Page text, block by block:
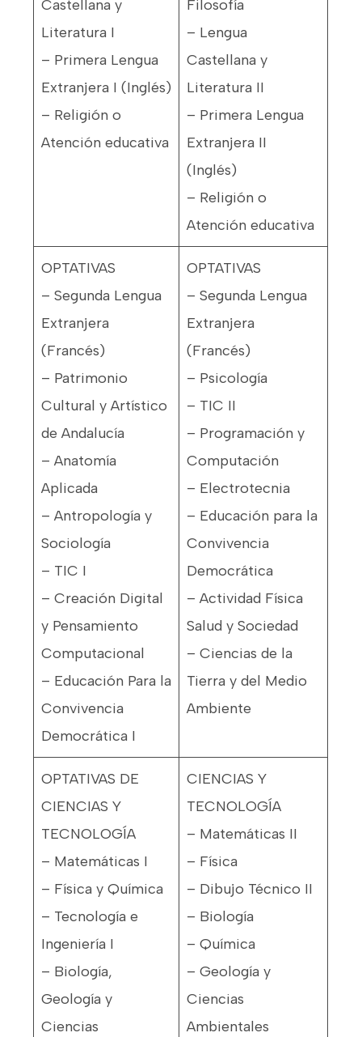
Castellana y
Literatura I
– Primera Lengua
Extranjera I (Inglés)
– Religión o
Atención educativa
Filosofía
– Lengua
Castellana y
Literatura II
– Primera Lengua
Extranjera II
(Inglés)
– Religión o
Atención educativa
OPTATIVAS
– Segunda Lengua
Extranjera
(Francés)
– Patrimonio
Cultural y Artístico
de Andalucía
– Anatomía
Aplicada
– Antropología y
Sociología
– TIC I
– Creación Digital
y Pensamiento
Computacional
– Educación Para la
Convivencia
Democrática I
OPTATIVAS
– Segunda Lengua
Extranjera
(Francés)
– Psicología
– TIC II
– Programación y
Computación
– Electrotecnia
– Educación para la
Convivencia
Democrática
– Actividad Física
Salud y Sociedad
– Ciencias de la
Tierra y del Medio
Ambiente
OPTATIVAS DE
CIENCIAS Y
TECNOLOGÍA
– Matemáticas I
– Física y Química
– Tecnología e
Ingeniería I
– Biología,
Geología y
Ciencias
CIENCIAS Y
TECNOLOGÍA
– Matemáticas II
– Física
– Dibujo Técnico II
– Biología
– Química
– Geología y
Ciencias
Ambientales